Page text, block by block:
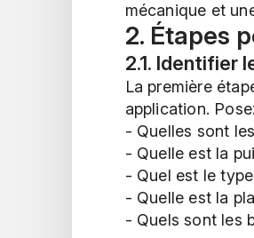
mécanique et
2. Étapes
2.1. Identifier
La première
application.
- Quelles sont
- Quelle est la
- Quel est le
- Quelle est la
- Quels sont les